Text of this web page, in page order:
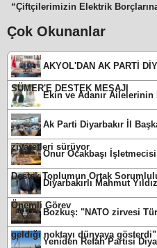
“Çiftçilerimizin Elektrik
Çok Okunanlar
AKYOL'DAN AK PARTİ
SÜMER'E DESTEK MESAJI
Ekin ve Adanır Ailelerinin
Ak Parti Diyarbakır İl
ziyaretleri sürüyor
Onur Ocakbaşı
Destek Toplumun Ortak
Diyarbakırlı Mahmut
Önemli Görev
Bozkuş: "NATO zirvesi
geldiği noktayı dünyaya gösterdi"
Yeniden Refah Partisi